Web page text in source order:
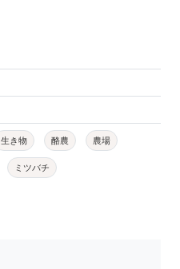
生き物 酪農 農場
ミツバチ